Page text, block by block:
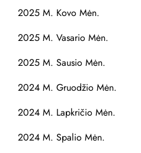
2025 M. Kovo Mėn.
2025 M. Vasario Mėn.
2025 M. Sausio Mėn.
2024 M. Gruodžio Mėn.
2024 M. Lapkričio Mėn.
2024 M. Spalio Mėn.